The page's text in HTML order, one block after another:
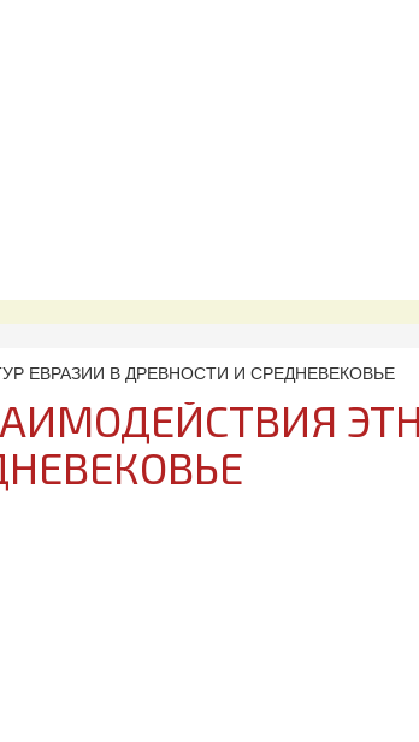
ЕВРАЗИИ В ДРЕВНОСТИ И СРЕДНЕВЕКОВЬЕ